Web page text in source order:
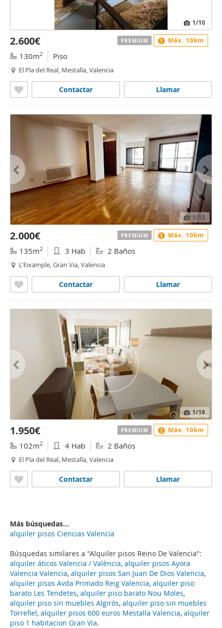
Búsquedas similares a "Alquiler pisos Reino De Valencia":
alquiler áticos Valencia / València, alquiler pisos Ayora
Valencia Valencia, alquiler pisos San Juan De Dios Valencia,
alquiler pisos Avda Primado Reig Valencia, alquiler piso
barato Les Tendetes, alquiler piso barato Nou Moles,
alquiler piso sin muebles Algirós, alquiler piso sin muebles
Torrefiel, alquiler pisos 600 euros Mestalla Valencia, alquiler
piso 1 habitacion Gran Via.
1/10
2.600€
130m2 Piso
El Pla del Real, Mestalla, Valencia
Llamar
Contactar
PREMIUM Máx. 10km
1/12
2.000€
135m2 3 Hab 2 Baños
L'Eixample, Gran Via, Valencia
Llamar
Contactar
PREMIUM Máx. 10km
1/18
1.950€
102m2 4 Hab 2 Baños
El Pla del Real, Mestalla, Valencia
Llamar
Contactar
PREMIUM Máx. 10km
Más búsquedas...
alquiler pisos Ciencias Valencia